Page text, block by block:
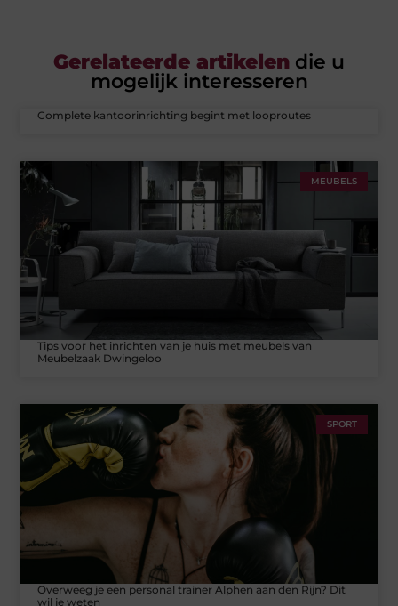
Gerelateerde artikelen die u
mogelijk interesseren
Complete kantoorinrichting begint met looproutes
MEUBELS
Tips voor het inrichten van je huis met meubels van
Meubelzaak Dwingeloo
SPORT
Overweeg je een personal trainer Alphen aan den Rijn? Dit
wil je weten